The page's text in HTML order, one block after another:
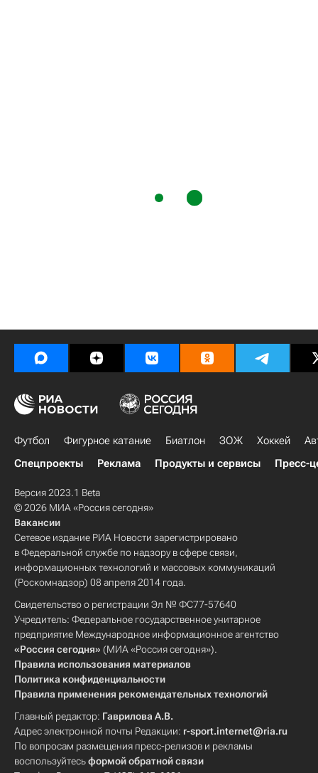
Футбол Фигурное катание Биатлон ЗОЖ Хоккей
Спецпроекты
Реклама Продукты и сервисы Пресс-
Версия 2023.1 Beta
© 2026 МИА «Россия сегодня»
Вакансии
Сетевое издание РИА Новости зарегистрировано
в Федеральной службе по надзору в сфере связи,
информационных технологий и массовых коммуникаций
(Роскомнадзор) 08 апреля 2014 года.
Свидетельство о регистрации Эл № ФС77-57640
Учредитель: Федеральное государственное унитарное
предприятие Международное информационное агентство
«Россия сегодня» (МИА «Россия сегодня»).
Правила использования материалов
Политика конфиденциальности
Правила применения рекомендательных технологий
Главный редактор: Гаврилова А.В.
Адрес электронной почты Редакции: r-sport.internet@ria.ru
По вопросам размещения пресс-релизов и рекламы
воспользуйтесьформой обратной связи